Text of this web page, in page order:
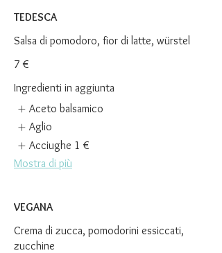
TEDESCA
Salsa di pomodoro, fior di latte, würstel
7 €
Ingredienti in aggiunta
Aceto balsamico
Aglio
Acciughe 1 €
Mostra di più
VEGANA
Crema di zucca, pomodorini essiccati,
zucchine